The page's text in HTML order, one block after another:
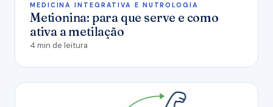
MEDICINA INTEGRATIVA E NUTROLOGIA
Metionina: para que serve e como
ativa a metilação
4 min de leitura